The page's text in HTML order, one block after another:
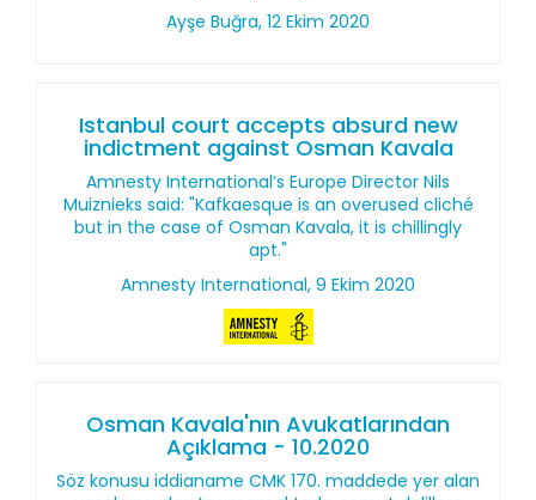
Ayşe Buğra, 12 Ekim 2020
Istanbul court accepts absurd new
indictment against Osman Kavala
Amnesty International’s Europe Director Nils
Muiznieks said: "Kafkaesque is an overused cliché
but in the case of Osman Kavala, it is chillingly
apt."
Amnesty International, 9 Ekim 2020
Osman Kavala'nın Avukatlarından
Açıklama - 10.2020
Söz konusu iddianame CMK 170. maddede yer alan